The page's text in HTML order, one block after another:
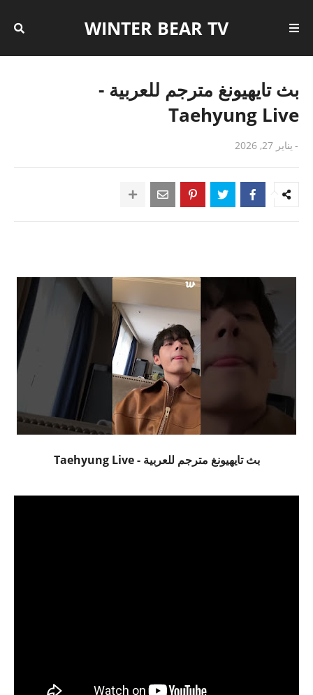
WINTER BEAR TV
بث تايهيونغ مترجم للعربية -
Taehyung Live
- يناير 27, 2026
بث تايهيونغ مترجم للعربية - Taehyung Live